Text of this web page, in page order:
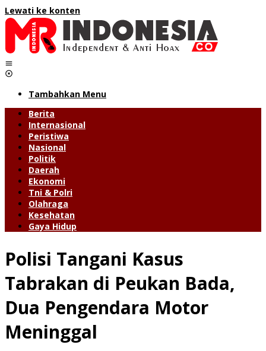
Lewati ke konten
Tambahkan Menu
Berita
Internasional
Peristiwa
Nasional
Politik
Daerah
Ekonomi
Tni & Polri
Olahraga
Kesehatan
Gaya Hidup
Polisi Tangani Kasus
Tabrakan di Peukan Bada,
Dua Pengendara Motor
Meninggal